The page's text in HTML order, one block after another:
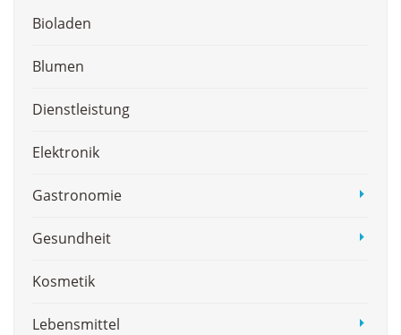
Bioladen
Blumen
Dienstleistung
Elektronik
Gastronomie
Gesundheit
Kosmetik
Lebensmittel